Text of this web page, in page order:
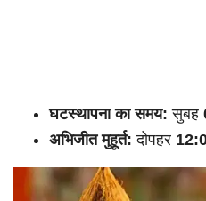
घटस्थापना का समय: सुबह
अभिजीत मुहूर्त: दोपहर